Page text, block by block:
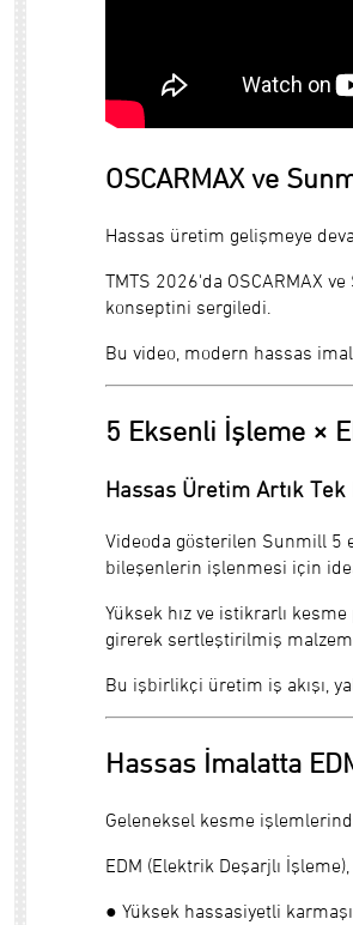
OSCARMAX ve
Hassas üretim gelişmeye
TMTS 2026'da OSCARMAX
konseptini sergiledi.
Bu video, modern hassas
5 Eksenli İşleme ×
Hassas Üretim Artık
Videoda gösterilen Sunmill 5
bileşenlerin işlenmesi için
Yüksek hız ve istikrarlı
girerek sertleştirilmiş
Bu işbirlikçi üretim iş akışı,
Hassas İmalatta
Geleneksel kesme
EDM (Elektrik Deşarjlı
● Yüksek hassasiyetli